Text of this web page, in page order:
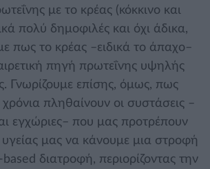
με το κρέας (κόκκινο και
πολύ δημοφιλές και όχι άδικα,
πως το κρέας –ειδικά το άπαχο–
πηγή πρωτεΐνης υψηλής
Γνωρίζουμε επίσης, όμως, πως
πληθαίνουν οι συστάσεις –
εγχώριες– που μας προτρέπουν
μας να κάνουμε μια στροφή
διατροφή, περιορίζοντας την